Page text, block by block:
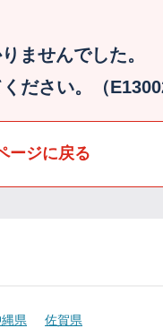
ませんでした。
ださい。（
ージに戻る
県 佐賀県